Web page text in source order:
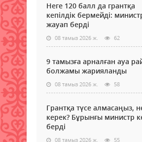
Неге 120 балл да грантқа
кепілдік бермейді:
жауап берді
08 тамыз 2026 ж. 62
9 тамызға арналған ауа
болжамы жарияланды
08 тамыз 2026 ж. 58
Грантқа түсе алмасаңыз,
керек? Бұрынғы министр
берді
08 тамыз 2026 ж. 55